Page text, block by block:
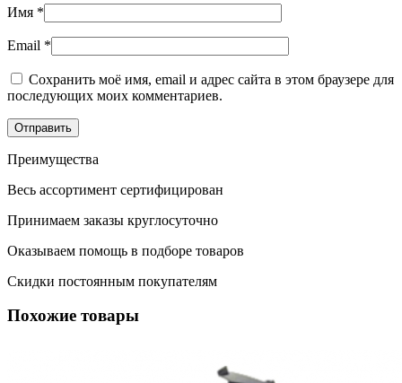
Имя *
Email *
Сохранить моё имя, email и адрес сайта в этом браузере для
последующих моих комментариев.
Преимущества
Весь ассортимент сертифицирован
Принимаем заказы круглосуточно
Оказываем помощь в подборе товаров
Скидки постоянным покупателям
Похожие товары